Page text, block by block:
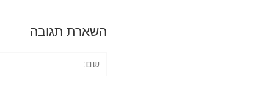
השארת תגובה